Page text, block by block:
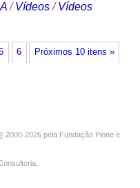
/Vídeos /Vídeos
Próximos 10 itens »
6
2000-2026 pela Fundação Plone e